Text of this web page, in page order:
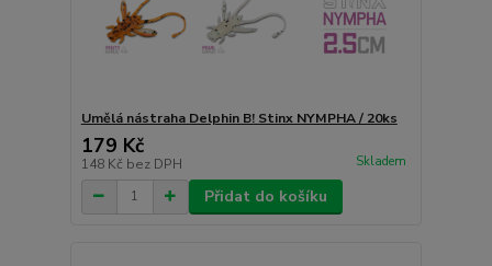
Umělá nástraha Delphin B! Stinx NYMPHA / 20ks
179 Kč
148 Kč bez DPH Skladem
Přidat do košíku